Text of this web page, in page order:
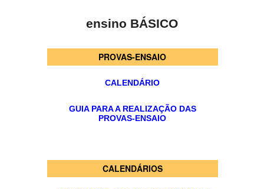
ensino BÁSICO
PROVAS-ENSAIO
CALENDÁRIO
GUIA PARA A REALIZAÇÃO DAS
PROVAS-ENSAIO
CALENDÁRIOS